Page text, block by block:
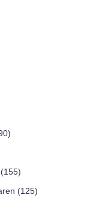
(125)